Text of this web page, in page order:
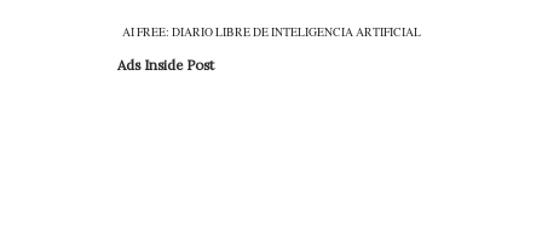
AI FREE: DIARIO LIBRE DE INTELIGENCIA ARTIFICIAL
Ads Inside Post